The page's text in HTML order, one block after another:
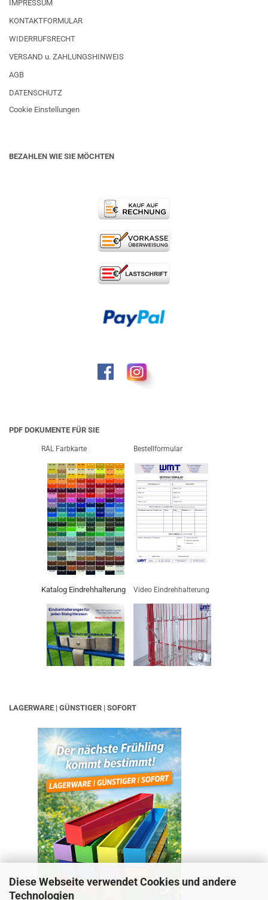
Diese Webseite verwendet Cookies und andere
Technologien
IMPRESSUM
KONTAKTFORMULAR
WIDERRUFSRECHT
VERSAND u. ZAHLUNGSHINWEIS
AGB
DATENSCHUTZ
Cookie Einstellungen
BEZAHLEN WIE SIE MÖCHTEN
PDF DOKUMENTE FÜR SIE
RAL Farbkarte Bestellformular
Katalog Eindrehhalterung Video Eindrehhalterung
LAGERWARE | GÜNSTIGER | SOFORT